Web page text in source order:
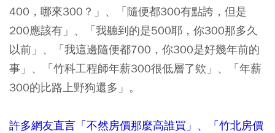
400，哪來300？」、「隨便都300有點誇，但是
200應該有」、「我聽到的是500耶，你300那多久
以前」、「我這邊隨便都700，你300是好幾年前的
事」、「竹科工程師年薪300很低層了欸」、「年薪
300的比路上野狗還多」。
許多網友直言「不然房價那麼高誰買」、「竹北房價